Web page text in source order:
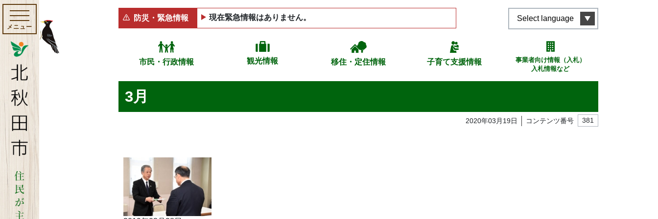
メニュー
防災・緊急情報 現在緊急情報はありません。 Select language
市民・行政情報 観光情報 移住・定住情報 子育て支援情報
事業者向け情報（入札）
入札情報など
3月
2020年03月19日 コンテンツ番号 381